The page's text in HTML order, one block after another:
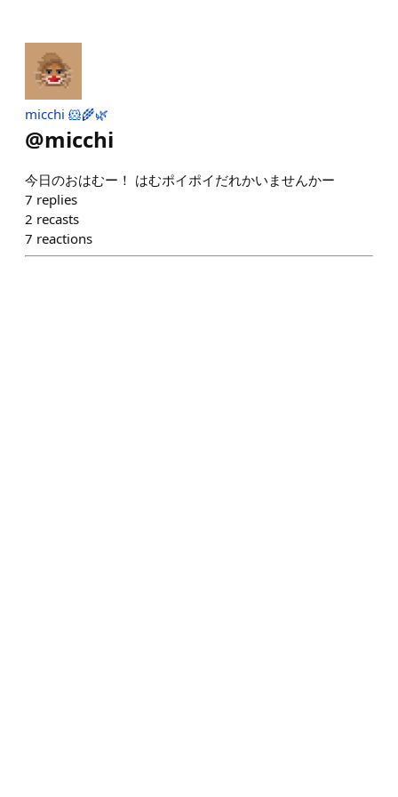
micchi 🐹🌾🌿
@micchi
今日のおはむー！ はむポイポイだれかいませんかー
7 replies
2 recasts
7 reactions